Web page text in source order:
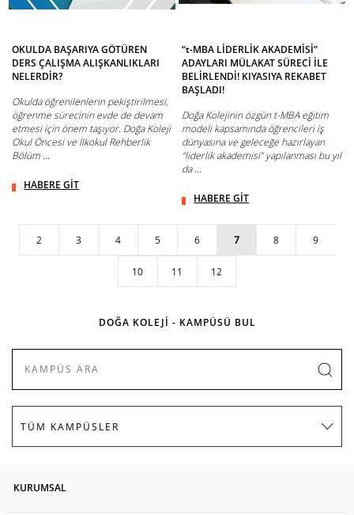
OKULDA BAŞARIYA GÖTÜREN
DERS ÇALIŞMA ALIŞKANLIKLARI
NELERDİR?
Okulda öğrenilenlerin pekiştirilmesi,
öğrenme sürecinin evde de devam
etmesi için önem taşıyor. Doğa Koleji
Okul Öncesi ve İlkokul Rehberlik
Bölüm ...
HABERE GİT
“t-MBA LİDERLİK AKADEMİSİ”
ADAYLARI MÜLAKAT SÜRECİ İLE
BELİRLENDİ! KIYASIYA REKABET
BAŞLADI!
Doğa Kolejinin özgün t-MBA eğitim
modeli kapsamında öğrencileri iş
dünyasına ve geleceğe hazırlayan
“liderlik akademisi” yapılanması bu yıl
da ...
HABERE GİT
2 3 4 5 6 7 8 9
10 11 12
DOĞA KOLEJİ - KAMPÜSÜ BUL
KURUMSAL